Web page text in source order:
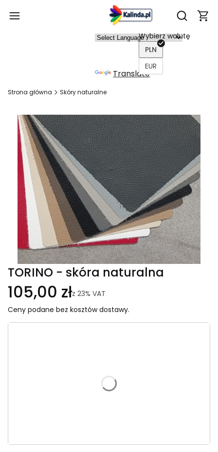
Otwórz
Translate
Wybierz walutę
PLN
EUR
Strona główna Skóry naturalne
TORINO - skóra naturalna
105,00 złz 23% VAT
Ceny podane bez kosztów dostawy.